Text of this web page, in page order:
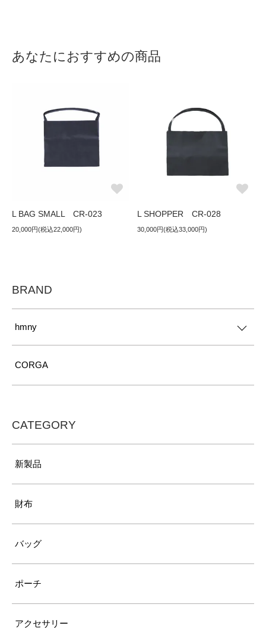
あなたにおすすめの商品
L BAG SMALL CR-023
20,000円(税込22,000円)
L SHOPPER CR-028
30,000円(税込33,000円)
BRAND
hmny
CORGA
CATEGORY
新製品
財布
バッグ
ポーチ
アクセサリー